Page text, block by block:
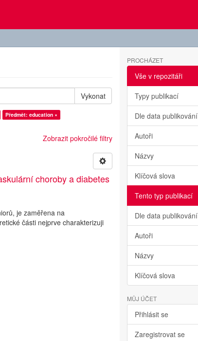
Vykonat
Předmět: education ×
Zobrazit pokročilé filtry
choroby a diabetes
je zaměřena na
části nejprve charakterizuji
PROCHÁZET
Vše v repozitáři
Typy publikací
Dle data publikování
Autoři
Názvy
Klíčová slova
Tento typ publikací
Dle data publikování
Autoři
Názvy
Klíčová slova
MŮJ ÚČET
Přihlásit se
Zaregistrovat se